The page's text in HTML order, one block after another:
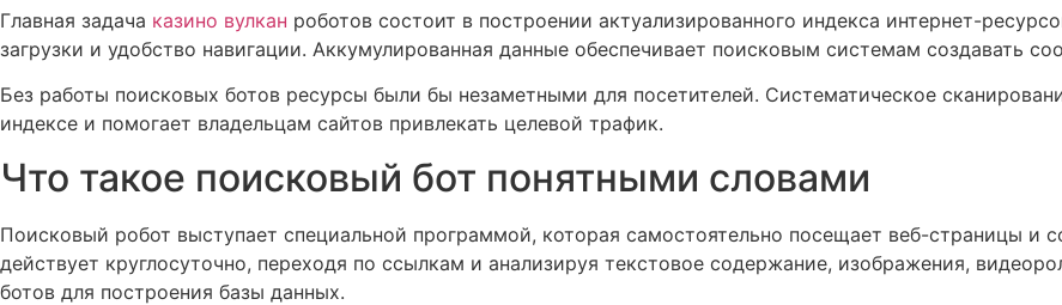
Главная задача казино вулкан роботов состоит в построении актуализированного индекса интернет-
загрузки и удобство навигации. Аккумулированная данные обеспечивает поисковым системам создавать
Без работы поисковых ботов ресурсы были бы незаметными для посетителей. Систематическое
индексе и помогает владельцам сайтов привлекать целевой трафик.
Что такое поисковый бот понятными словами
Поисковый робот выступает специальной программой, которая самостоятельно посещает веб-страницы
действует круглосуточно, переходя по ссылкам и анализируя текстовое содержание, изображения,
ботов для построения базы данных.